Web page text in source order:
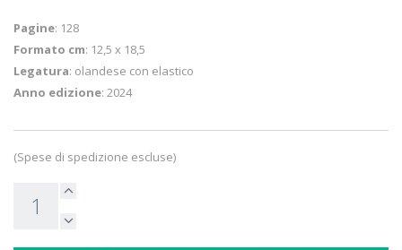
Pagine: 128
Formato cm: 12,5 x 18,5
Legatura: olandese con elastico
Anno edizione: 2024
(Spese di spedizione escluse)